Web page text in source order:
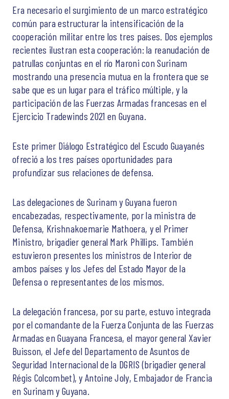
Era necesario el surgimiento de un marco estratégico
común para estructurar la intensificación de la
cooperación militar entre los tres países. Dos ejemplos
recientes ilustran esta cooperación: la reanudación de
patrullas conjuntas en el río Maroni con Surinam
mostrando una presencia mutua en la frontera que se
sabe que es un lugar para el tráfico múltiple, y la
participación de las Fuerzas Armadas francesas en el
Ejercicio Tradewinds 2021 en Guyana.
Este primer Diálogo Estratégico del Escudo Guayanés
ofreció a los tres países oportunidades para
profundizar sus relaciones de defensa.
Las delegaciones de Surinam y Guyana fueron
encabezadas, respectivamente, por la ministra de
Defensa, Krishnakoemarie Mathoera, y el Primer
Ministro, brigadier general Mark Phillips. También
estuvieron presentes los ministros de Interior de
ambos países y los Jefes del Estado Mayor de la
Defensa o representantes de los mismos.
La delegación francesa, por su parte, estuvo integrada
por el comandante de la Fuerza Conjunta de las Fuerzas
Armadas en Guayana Francesa, el mayor general Xavier
Buisson, el Jefe del Departamento de Asuntos de
Seguridad Internacional de la DGRIS (brigadier general
Régis Colcombet), y Antoine Joly, Embajador de Francia
en Surinam y Guyana.